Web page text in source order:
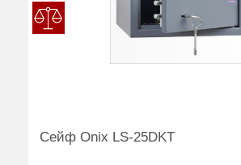
Сейф Onix LS-25DKT